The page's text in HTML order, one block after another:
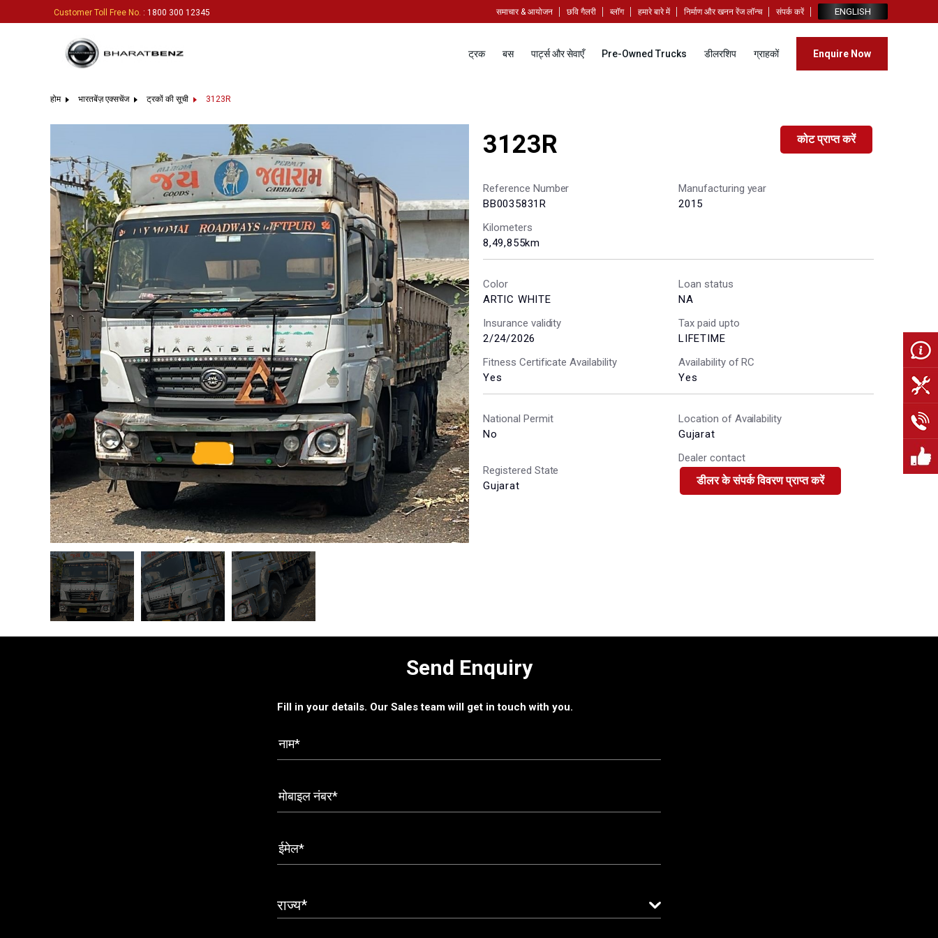
Customer Toll Free No. : 1800 300 12345 समाचार & आयोजन छवि गैलरी ब्लॉग हमारे बारे में निर्माण और खनन रेंज लॉन्च संपर्क करें ENGLISH
ट्रक बस पार्ट्स और सेवाएँ Pre-Owned Trucks डीलरशिप ग्राहकों Enquire Now
होम भारतबेंज़ एक्सचेंज ट्रकों की सूची 3123R
3123R कोट प्राप्त करें
Reference Number
BB0035831R
Manufacturing year
2015
Kilometers
8,49,855km
Color
ARTIC WHITE
Loan status
NA
Insurance validity
2/24/2026
Tax paid upto
LIFETIME
Fitness Certificate Availability
Yes
Availability of RC
Yes
National Permit
No
Location of Availability
Gujarat
Registered State
Gujarat
Dealer contact
डीलर के संपर्क विवरण प्राप्त करें
Send Enquiry
Fill in your details. Our Sales team will get in touch with you.